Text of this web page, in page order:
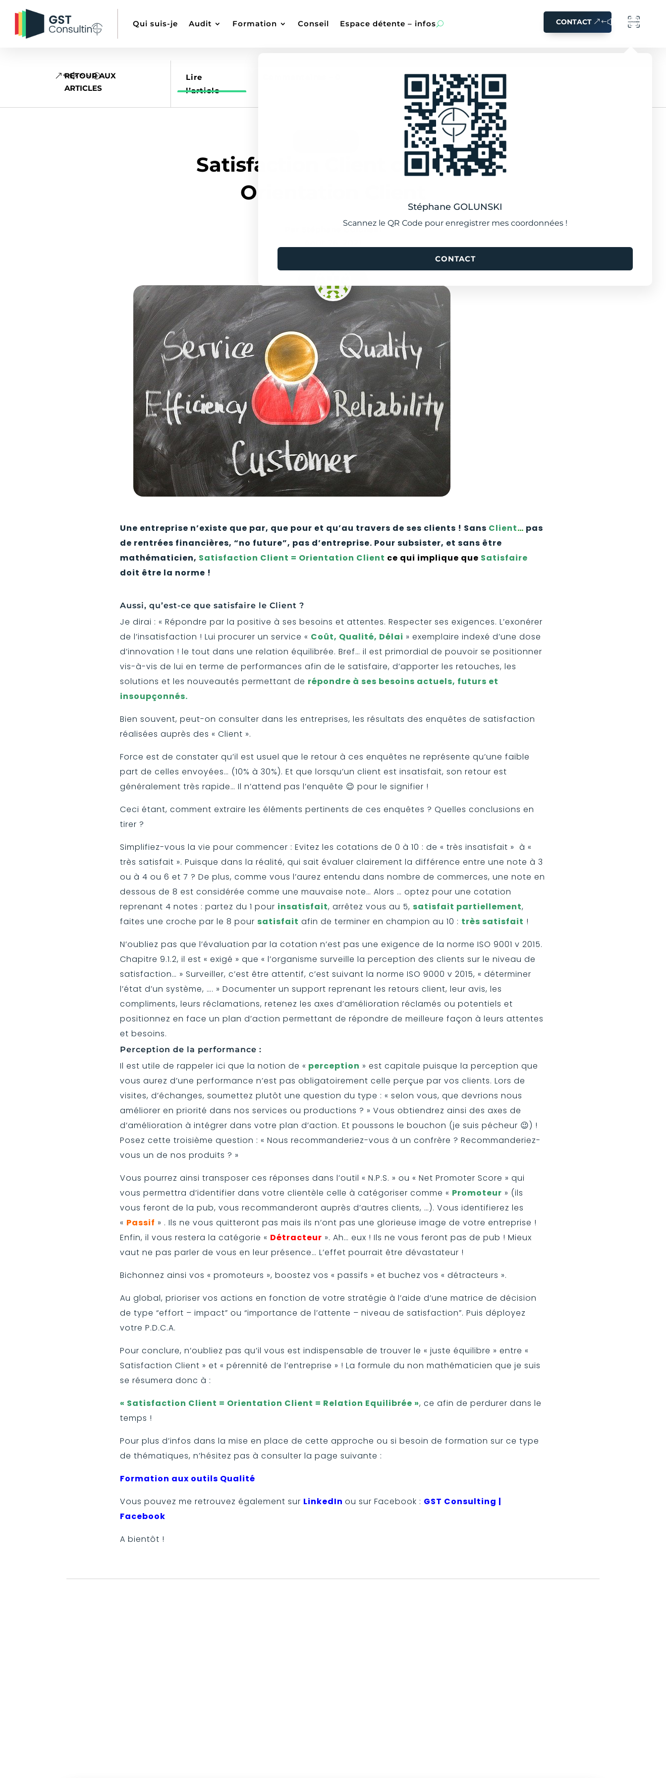
Qui suis-je Audit Formation Conseil Espace détente – infos CONTACT
Stéphane GOLUNSKI
Scannez le QR Code pour enregistrer mes coordonnées !
CONTACT
RETOUR AUX
ARTICLES
Lire
l’article
Satisfaction Client comme
Orientation Client
Une entreprise n’existe que par, que pour et qu’au travers de ses clients ! Sans Client… pas
de rentrées financières, “no future”, pas d’entreprise. Pour subsister, et sans être
mathématicien, Satisfaction Client = Orientation Client ce qui implique que Satisfaire
doit être la norme !
Aussi, qu’est-ce que satisfaire le Client ?
Je dirai : « Répondre par la positive à ses besoins et attentes. Respecter ses exigences. L’exonérer
de l’insatisfaction ! Lui procurer un service « Coût, Qualité, Délai » exemplaire indexé d’une dose
d’innovation ! le tout dans une relation équilibrée. Bref… il est primordial de pouvoir se positionner
vis-à-vis de lui en terme de performances afin de le satisfaire, d’apporter les retouches, les
solutions et les nouveautés permettant de répondre à ses besoins actuels, futurs et
insoupçonnés.
Bien souvent, peut-on consulter dans les entreprises, les résultats des enquêtes de satisfaction
réalisées auprès des « Client ».
Force est de constater qu’il est usuel que le retour à ces enquêtes ne représente qu’une faible
part de celles envoyées… (10% à 30%). Et que lorsqu’un client est insatisfait, son retour est
généralement très rapide… Il n’attend pas l’enquête 😉 pour le signifier !
Ceci étant, comment extraire les éléments pertinents de ces enquêtes ? Quelles conclusions en
tirer ?
Simplifiez-vous la vie pour commencer : Evitez les cotations de 0 à 10 : de « très insatisfait » à «
très satisfait ». Puisque dans la réalité, qui sait évaluer clairement la différence entre une note à 3
ou à 4 ou 6 et 7 ? De plus, comme vous l’aurez entendu dans nombre de commerces, une note en
dessous de 8 est considérée comme une mauvaise note… Alors … optez pour une cotation
reprenant 4 notes : partez du 1 pour insatisfait, arrêtez vous au 5, satisfait partiellement,
faites une croche par le 8 pour satisfait afin de terminer en champion au 10 : très satisfait !
N’oubliez pas que l’évaluation par la cotation n’est pas une exigence de la norme ISO 9001 v 2015.
Chapitre 9.1.2, il est « exigé » que « l’organisme surveille la perception des clients sur le niveau de
satisfaction… » Surveiller, c’est être attentif, c’est suivant la norme ISO 9000 v 2015, « déterminer
l’état d’un système, …. » Documenter un support reprenant les retours client, leur avis, les
compliments, leurs réclamations, retenez les axes d’amélioration réclamés ou potentiels et
positionnez en face un plan d’action permettant de répondre de meilleure façon à leurs attentes
et besoins.
Perception de la performance :
Il est utile de rappeler ici que la notion de « perception » est capitale puisque la perception que
vous aurez d’une performance n’est pas obligatoirement celle perçue par vos clients. Lors de
visites, d’échanges, soumettez plutôt une question du type : « selon vous, que devrions nous
améliorer en priorité dans nos services ou productions ? » Vous obtiendrez ainsi des axes de
d’amélioration à intégrer dans votre plan d’action. Et poussons le bouchon (je suis pécheur 😉) !
Posez cette troisième question : « Nous recommanderiez-vous à un confrère ? Recommanderiez-
vous un de nos produits ? »
Vous pourrez ainsi transposer ces réponses dans l’outil « N.P.S. » ou « Net Promoter Score » qui
vous permettra d’identifier dans votre clientèle celle à catégoriser comme « Promoteur » (ils
vous feront de la pub, vous recommanderont auprès d’autres clients, …). Vous identifierez les
« Passif » . Ils ne vous quitteront pas mais ils n’ont pas une glorieuse image de votre entreprise !
Enfin, il vous restera la catégorie « Détracteur ». Ah… eux ! Ils ne vous feront pas de pub ! Mieux
vaut ne pas parler de vous en leur présence… L’effet pourrait être dévastateur !
Bichonnez ainsi vos « promoteurs », boostez vos « passifs » et buchez vos « détracteurs ».
Au global, prioriser vos actions en fonction de votre stratégie à l’aide d’une matrice de décision
de type “effort – impact” ou “importance de l’attente – niveau de satisfaction”. Puis déployez
votre P.D.C.A.
Pour conclure, n’oubliez pas qu’il vous est indispensable de trouver le « juste équilibre » entre «
Satisfaction Client » et « pérennité de l’entreprise » ! La formule du non mathématicien que je suis
se résumera donc à :
« Satisfaction Client = Orientation Client = Relation Equilibrée », ce afin de perdurer dans le
temps !
Pour plus d’infos dans la mise en place de cette approche ou si besoin de formation sur ce type
de thématiques, n’hésitez pas à consulter la page suivante :
Formation aux outils Qualité
Vous pouvez me retrouvez également sur LinkedIn ou sur Facebook : GST Consulting |
Facebook
A bientôt !